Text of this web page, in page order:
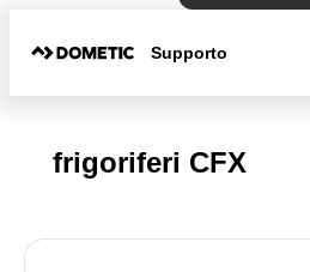
Supporto
frigoriferi CFX